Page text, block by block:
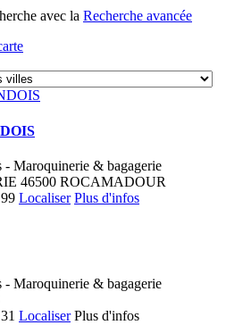
avec la Recherche avancée
Maroquinerie & bagagerie
46500 ROCAMADOUR
Localiser Plus d'infos
Maroquinerie & bagagerie
Localiser Plus d'infos